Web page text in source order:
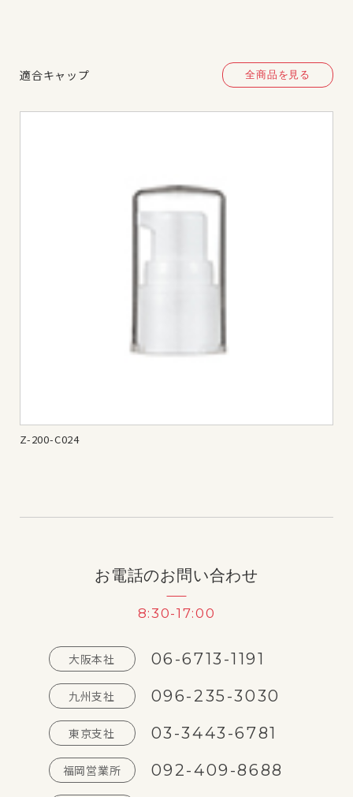
適合キャップ 全商品を見る
Z-200-C024
お電話のお問い合わせ
8:30-17:00
大阪本社 06-6713-1191
九州支社 096-235-3030
東京支社 03-3443-6781
福岡営業所 092-409-8688